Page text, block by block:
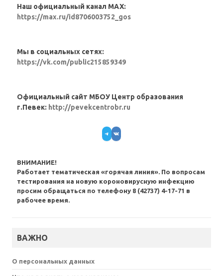
Наш официальный канал MAX:
https://max.ru/id8706003752_gos
Мы в социальных сетях:
https://vk.com/public215859349
Официальный сайт МБОУ Центр образования
г.Певек: http://pevekcentrobr.ru
Telegram
VK
ВНИМАНИЕ!
Работает тематическая «горячая линия». По вопросам
тестирования на новую короновирусную инфекцию
просим обращаться по телефону 8 (42737) 4-17-71 в
рабочее время.
ВАЖНО
О персональных данных